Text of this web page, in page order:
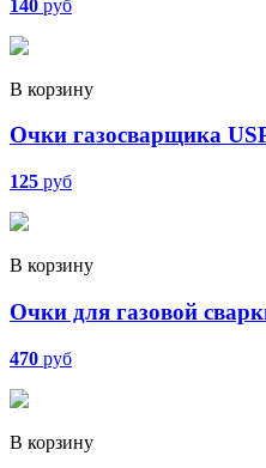
140 руб
В корзину
Очки газосварщика
125 руб
В корзину
Очки для газовой
470 руб
В корзину